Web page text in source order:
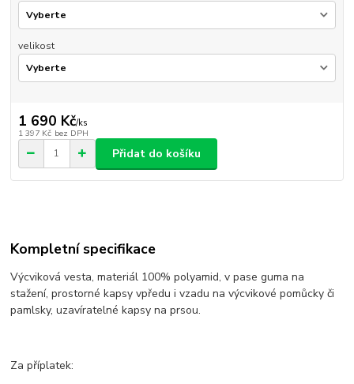
velikost
1 690 Kč/ks
1 397 Kč bez DPH
Přidat do košíku
Kompletní specifikace
Výcviková vesta, materiál 100% polyamid, v pase guma na
stažení, prostorné kapsy vpředu i vzadu na výcvikové pomůcky či
pamlsky, uzavíratelné kapsy na prsou.
Za příplatek: